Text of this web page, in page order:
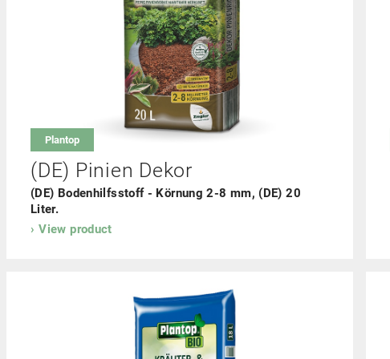
Compost
Lettiera
Sale antigelo
ReNatur
Thermospan
Plantop
(DE) Pinien Dekor
(DE) Bodenhilfsstoff - Körnung 2-8 mm, (DE) 20
Liter.
View product